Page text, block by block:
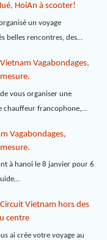
HoiAn à scooter!
un voyage
belles rencontres, des…
Vietnam Vagabondages,
vous organiser une
chauffeur francophone,…
Vagabondages,
à hanoi le 8 janvier pour 6
Circuit Vietnam hors des
centre
ai crée votre voyage au